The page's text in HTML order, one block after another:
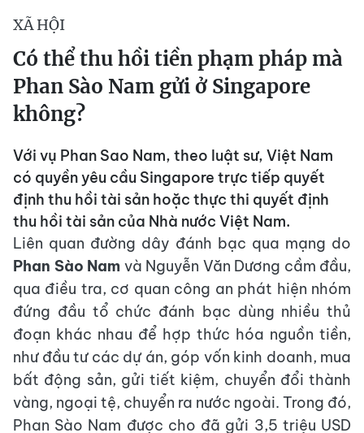
XÃ HỘI
Có thể thu hồi tiền phạm pháp mà
Phan Sào Nam gửi ở Singapore
không?
Với vụ Phan Sao Nam, theo luật sư, Việt Nam
có quyền yêu cầu Singapore trực tiếp quyết
định thu hồi tài sản hoặc thực thi quyết định
thu hồi tài sản của Nhà nước Việt Nam.
Liên quan đường dây đánh bạc qua mạng do
Phan Sào Nam và Nguyễn Văn Dương cầm đầu,
qua điều tra, cơ quan công an phát hiện nhóm
đứng đầu tổ chức đánh bạc dùng nhiều thủ
đoạn khác nhau để hợp thức hóa nguồn tiền,
như đầu tư các dự án, góp vốn kinh doanh, mua
bất động sản, gửi tiết kiệm, chuyển đổi thành
vàng, ngoại tệ, chuyển ra nước ngoài. Trong đó,
Phan Sào Nam được cho đã gửi 3,5 triệu USD